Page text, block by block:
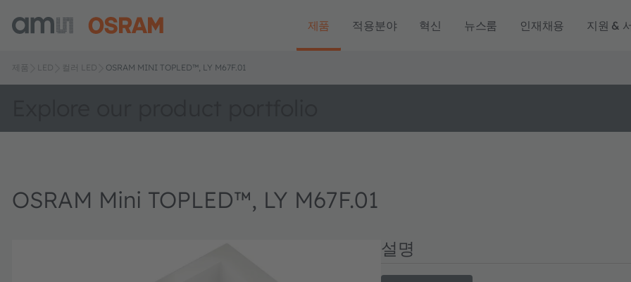
제품 적용분야 혁신 뉴스룸 인재채용 지원 &
제품 LED 컬러 LED OSRAM MINI TOPLED™, LY M67F.01
OSRAM Mini TOPLED™, LY M67F.01
설명